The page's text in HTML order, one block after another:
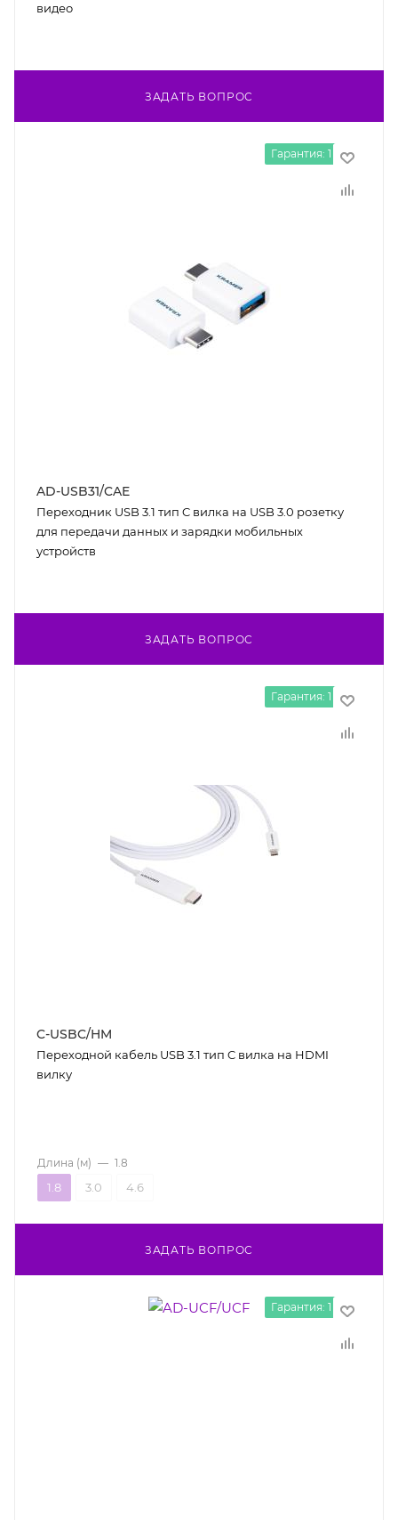
видео
ЗАДАТЬ ВОПРОС
Гарантия: 1 год
AD-USB31/CAE
Переходник USB 3.1 тип C вилка на USB 3.0 розетку
для передачи данных и зарядки мобильных
устройств
ЗАДАТЬ ВОПРОС
Гарантия: 1 год
C-USBC/HM
Переходной кабель USB 3.1 тип C вилка на HDMI
вилку
ЗАДАТЬ ВОПРОС
Длина (м) — 1.8
1.8 3.0 4.6
Гарантия: 1 год